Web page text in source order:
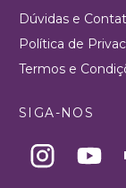
Dúvidas e
Política de
Termos e
SIGA-NOS